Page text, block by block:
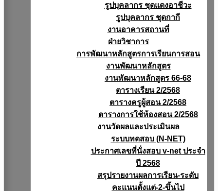
รูปบุคลากร ชุดแดงอาชีวะ
รูปบุคลากร ชุดกากี
งานอาคารสถานที่
ฝ่ายวิชาการ
การพัฒนาหลักสูตรการเรียนการสอน
งานพัฒนาหลักสูตร
งานพัฒนาหลักสูตร 66-68
ตารางเรียน 2/2568
ตารางครูผู้สอน 2/2568
ตารางการใช้ห้องสอน 2/2568
งานวัดผลเเละประเมินผล
ระบบทดสอบ (N-NET)
ประกาศเลขที่นั่งสอบ v-net ประจำ
ปี 2568
สรุปรายงานผลการเรียน-ระดับ
คะแนนตั้งแต่-2-ขึ้นไป